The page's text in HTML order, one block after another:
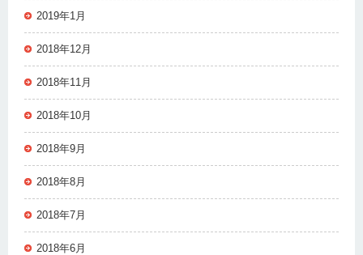
2019年1月
2018年12月
2018年11月
2018年10月
2018年9月
2018年8月
2018年7月
2018年6月